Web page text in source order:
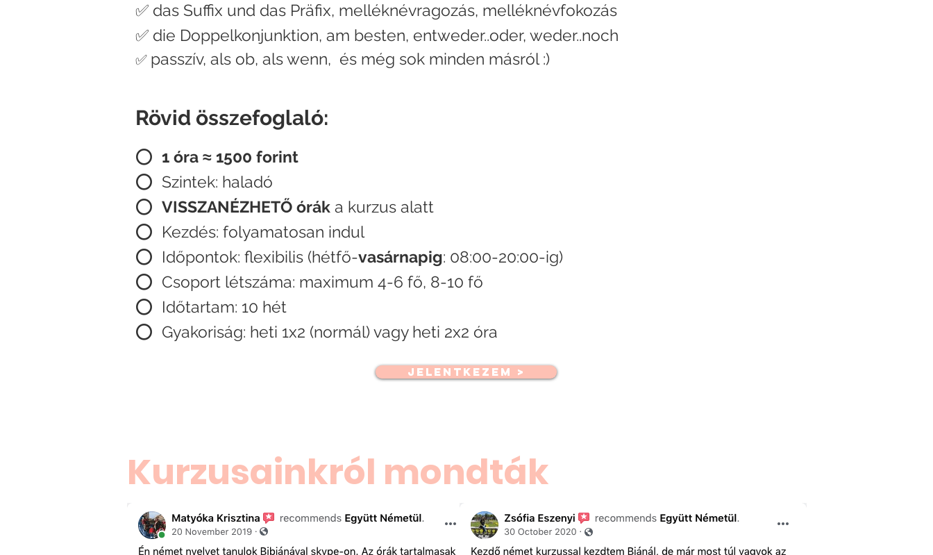
✅ das Suffix und das Präfix, melléknévragozás, melléknévfokozás
✅ die Doppelkonjunktion, am besten, entweder..oder, weder..noch
✅ passzív, als ob, als wenn, és még sok minden másról :)
Rövid összefoglaló:
⭕ 1 óra ≈ 1500 forint
⭕ Szintek: haladó
⭕ VISSZANÉZHETŐ órák a kurzus alatt
⭕ Kezdés: folyamatosan indul
⭕ Időpontok: flexibilis (hétfő-vasárnapig: 08:00-20:00-ig)
⭕ Csoport létszáma: maximum 4-6 fő, 8-10 fő
⭕ Időtartam: 10 hét
⭕ Gyakoriság: heti 1x2 (normál) vagy heti 2x2 óra
JELENTKEZEM >
Kurzusainkról mondták